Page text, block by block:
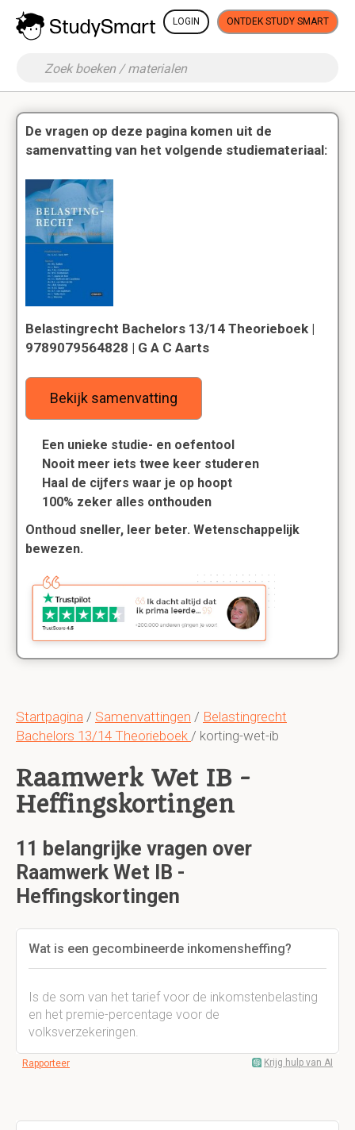
LOGIN ONTDEK STUDY SMART
Startpagina / Samenvattingen / Belastingrecht
Bachelors 13/14 Theorieboek / korting-wet-ib
Raamwerk Wet IB -
Heffingskortingen
11 belangrijke vragen over
Raamwerk Wet IB -
Heffingskortingen
Wat is een gecombineerde inkomensheffing?
Is de som van het tarief voor de inkomstenbelasting
en het premie-percentage voor de
volksverzekeringen.
Rapporteer Krijg hulp van AI
De vragen op deze pagina komen uit de
samenvatting van het volgende studiemateriaal:
Belastingrecht Bachelors 13/14 Theorieboek |
9789079564828 | G A C Aarts
Bekijk samenvatting
Een unieke studie- en oefentool
Nooit meer iets twee keer studeren
Haal de cijfers waar je op hoopt
100% zeker alles onthouden
Onthoud sneller, leer beter. Wetenschappelijk
bewezen.